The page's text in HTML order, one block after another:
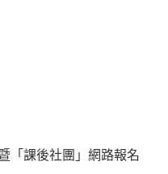
「課後社團」網路報名